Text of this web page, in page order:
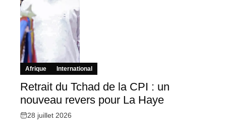
Afrique International
Retrait du Tchad de la CPI : un
nouveau revers pour La Haye
28 juillet 2026